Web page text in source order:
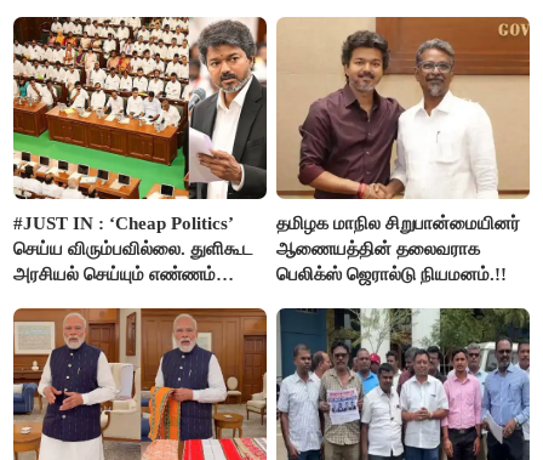
#JUST IN : ‘Cheap Politics’
செய்ய விரும்பவில்லை. துளிகூட
அரசியல் செய்யும் எண்ணம்
விஜய் பதில்!
தமிழக மாநில சிறுபான்மையினர்
ஆணையத்தின் தலைவராக
பெலிக்ஸ் ஜெரால்டு நியமனம்.!!